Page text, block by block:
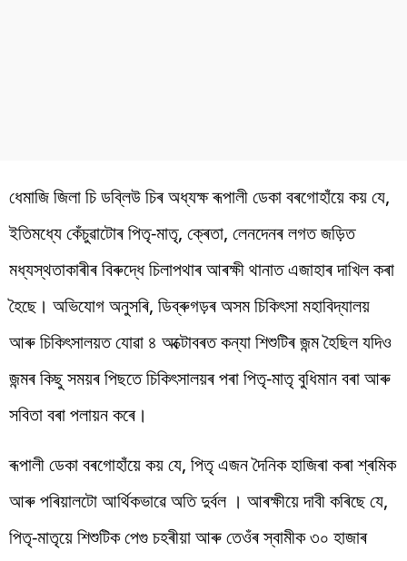
ধেমাজি জিলা চি ডব্লিউ চিৰ অধ্যক্ষ ৰূপালী ডেকা বৰগোহাঁয়ে কয় যে,
ইতিমধ্যে কেঁচুৱাটোৰ পিতৃ-মাতৃ, ক্ৰেতা, লেনদেনৰ লগত জড়িত
মধ্যস্থতাকাৰীৰ বিৰুদ্ধে চিলাপথাৰ আৰক্ষী থানাত এজাহাৰ দাখিল কৰা
হৈছে। অভিযোগ অনুসৰি, ডিব্ৰুগড়ৰ অসম চিকিৎসা মহাবিদ্যালয়
আৰু চিকিৎসালয়ত যোৱা ৪ অক্টোবৰত কন্যা শিশুটিৰ জন্ম হৈছিল যদিও
জন্মৰ কিছু সময়ৰ পিছতে চিকিৎসালয়ৰ পৰা পিতৃ-মাতৃ বুধিমান বৰা আৰু
সবিতা বৰা পলায়ন কৰে।
ৰূপালী ডেকা বৰগোহাঁয়ে কয় যে, পিতৃ এজন দৈনিক হাজিৰা কৰা শ্ৰমিক
আৰু পৰিয়ালটো আৰ্থিকভাৱে অতি দুৰ্বল । আৰক্ষীয়ে দাবী কৰিছে যে,
পিতৃ-মাতৃয়ে শিশুটিক পেগু চহৰীয়া আৰু তেওঁৰ স্বামীক ৩০ হাজাৰ